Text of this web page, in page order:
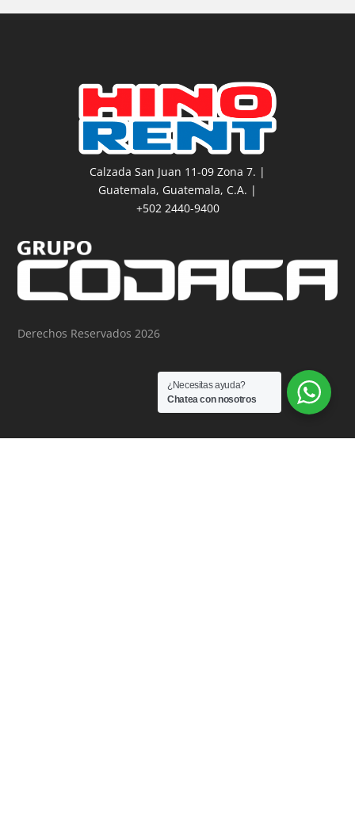
Calzada San Juan 11-09 Zona 7. |
Guatemala, Guatemala, C.A. |
+502 2440-9400
Derechos Reservados 2026
¿Necesitas ayuda?
Chatea con nosotros